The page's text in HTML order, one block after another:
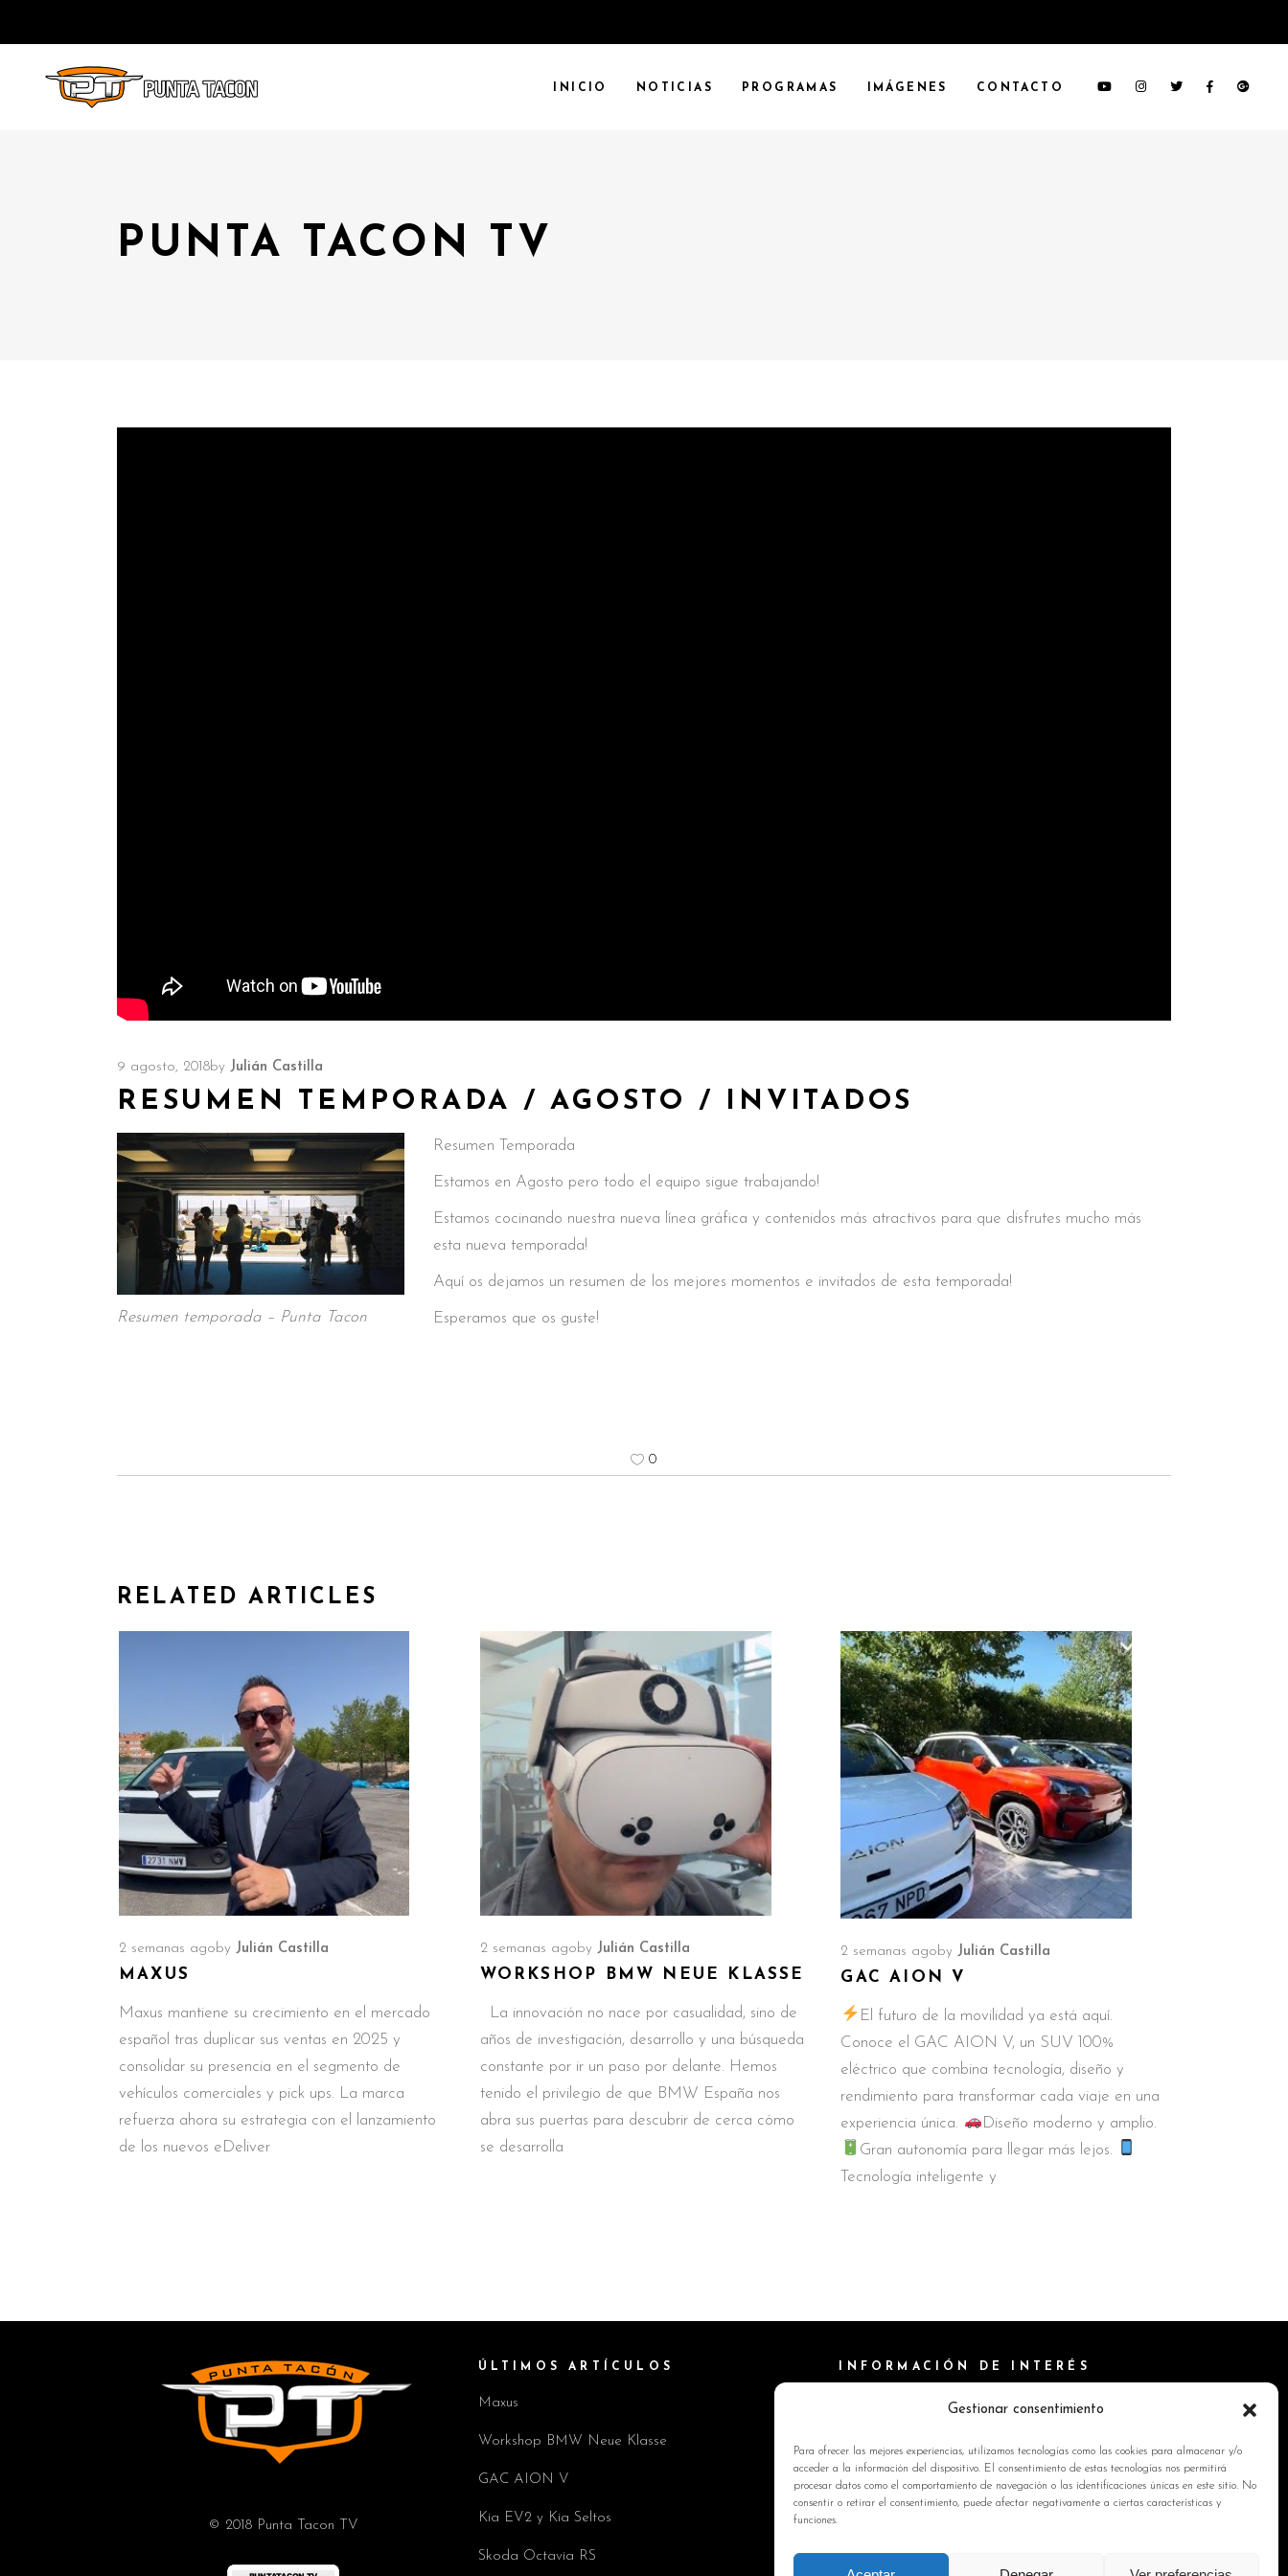
Gestionar consentimiento
Para ofrecer las mejores experiencias, utilizamos tecnologías como las cookies para almacenar y/o
acceder a la información del dispositivo. El consentimiento de estas tecnologías nos permitirá
procesar datos como el comportamiento de navegación o las identificaciones únicas en este sitio. No
consentir o retirar el consentimiento, puede afectar negativamente a ciertas características y
funciones.
INICIO NOTICIAS PROGRAMAS IMÁGENES CONTACTO
PUNTA TACON TV
9 agosto, 2018by Julián Castilla
RESUMEN TEMPORADA / AGOSTO / INVITADOS
Resumen temporada – Punta Tacon
Resumen Temporada
Estamos en Agosto pero todo el equipo sigue trabajando!
Estamos cocinando nuestra nueva línea gráfica y contenidos más atractivos para que disfrutes mucho más
esta nueva temporada!
Aquí os dejamos un resumen de los mejores momentos e invitados de esta temporada!
Esperamos que os guste!
0
RELATED ARTICLES
2 semanas ago by Julián Castilla
MAXUS
Maxus mantiene su crecimiento en el mercado
español tras duplicar sus ventas en 2025 y
consolidar su presencia en el segmento de
vehículos comerciales y pick ups. La marca
refuerza ahora su estrategia con el lanzamiento
de los nuevos eDeliver
2 semanas ago by Julián Castilla
WORKSHOP BMW NEUE KLASSE
La innovación no nace por casualidad, sino de
años de investigación, desarrollo y una búsqueda
constante por ir un paso por delante. Hemos
tenido el privilegio de que BMW España nos
abra sus puertas para descubrir de cerca cómo
se desarrolla
2 semanas ago by Julián Castilla
GAC AION V
El futuro de la movilidad ya está aquí.
Conoce el GAC AION V, un SUV 100%
eléctrico que combina tecnología, diseño y
rendimiento para transformar cada viaje en una
experiencia única.
Diseño moderno y amplio.
Gran autonomía para llegar más lejos.
Tecnología inteligente y
© 2018 Punta Tacon TV
ÚLTIMOS ARTÍCULOS
Maxus
Workshop BMW Neue Klasse
GAC AION V
Kia EV2 y Kia Seltos
Skoda Octavia RS
INFORMACIÓN DE INTERÉS
Política de Cookies
Política de privacidad
Contacto